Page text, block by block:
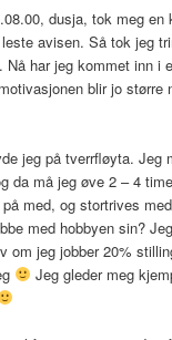
dusja, tok meg en
avisen. Så tok jeg
Nå har jeg kommet inn i
blir jo større
jeg på tverrfløyta. Jeg
da må jeg øve 2 – 4
med, og stortrives
med hobbyen sin?
om jeg jobber 20%
Jeg gleder meg